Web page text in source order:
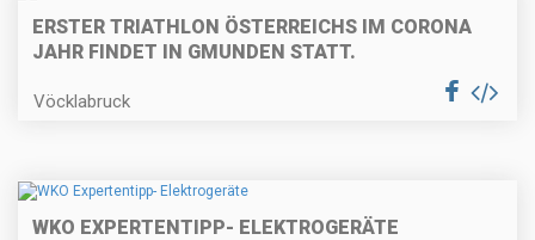
ERSTER TRIATHLON ÖSTERREICHS IM CORONA
JAHR FINDET IN GMUNDEN STATT.
Vöcklabruck
WKO EXPERTENTIPP- ELEKTROGERÄTE